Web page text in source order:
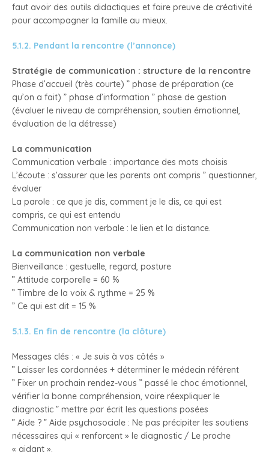
faut avoir des outils didactiques et faire preuve de créativité
pour accompagner la famille au mieux.
5.1.2. Pendant la rencontre (l’annonce)
Stratégie de communication : structure de la rencontre
Phase d’accueil (très courte) ” phase de préparation (ce
qu’on a fait) ” phase d’information ” phase de gestion
(évaluer le niveau de compréhension, soutien émotionnel,
évaluation de la détresse)
La communication
Communication verbale : importance des mots choisis
L’écoute : s’assurer que les parents ont compris ” questionner,
évaluer
La parole : ce que je dis, comment je le dis, ce qui est
compris, ce qui est entendu
Communication non verbale : le lien et la distance.
La communication non verbale
Bienveillance : gestuelle, regard, posture
” Attitude corporelle = 60 %
” Timbre de la voix & rythme = 25 %
” Ce qui est dit = 15 %
5.1.3. En fin de rencontre (la clôture)
Messages clés : « Je suis à vos côtés »
” Laisser les cordonnées + déterminer le médecin référent
” Fixer un prochain rendez-vous ” passé le choc émotionnel,
vérifier la bonne compréhension, voire réexpliquer le
diagnostic ” mettre par écrit les questions posées
” Aide ? ” Aide psychosociale : Ne pas précipiter les soutiens
nécessaires qui « renforcent » le diagnostic / Le proche
« aidant ».